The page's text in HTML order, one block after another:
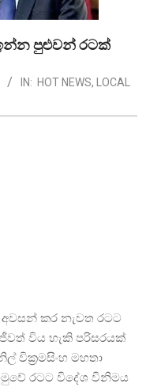
පුළුවන් රටක්
IN: HOT NEWS,
LOCAL
අවසන් කර නැවත රටට
විය හැකි පරිසරයක්
වික්‍රමසිංහ මහතා
රටට විදේශ විනිමය